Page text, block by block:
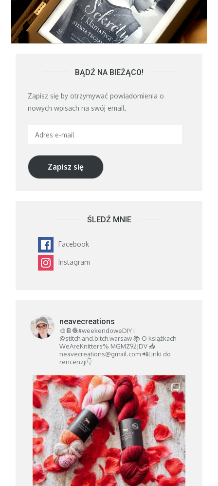
BĄDŹ NA BIEŻĄCO!
Zapisz się by otrzymywać powiadomienia o
nowych wpisach na swój email.
Adres
mail
Zapisz się
ŚLEDŹ MNIE
Facebook
Instagram
neavecreations
🎨📔🧶#weekendoweDIY i
@stitch.and.bitch.warsaw📚 O książkach
WeAreKnitters% MGMZ92JDV📥
neavecreations@gmail.com📲Linki do
rencenzji👇